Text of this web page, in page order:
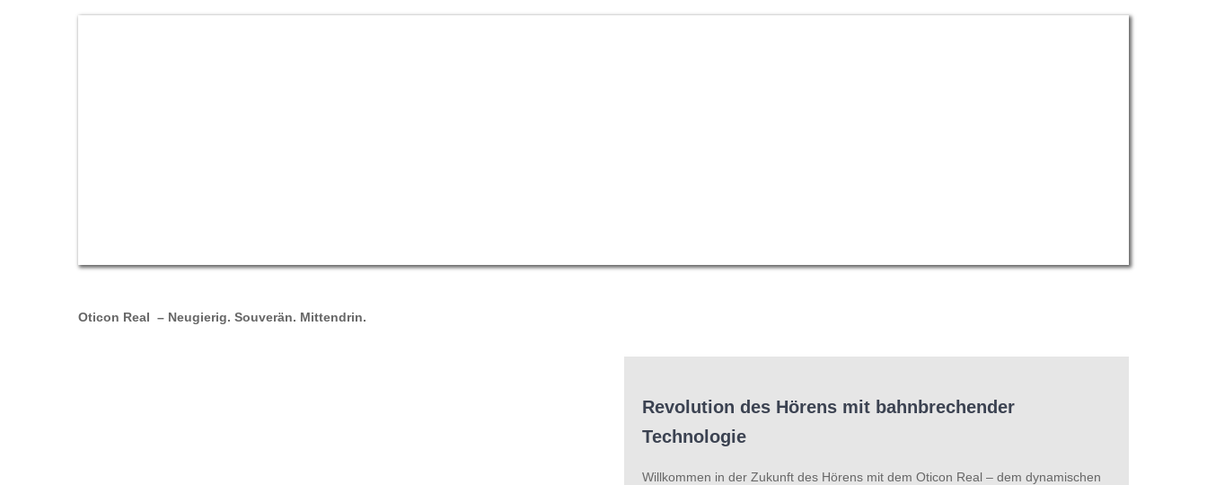
Oticon Real – Neugierig. Souverän. Mittendrin.
Revolution des Hörens mit bahnbrechender
Technologie
Willkommen in der Zukunft des Hörens mit dem Oticon Real – dem dynamischen